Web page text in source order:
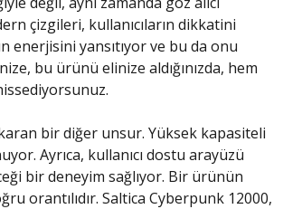
çizgileri, kullanıcıların dikkatini
enerjisini yansıtıyor ve bu da onu
bu ürünü elinize aldığınızda, hem
bir diğer unsur. Yüksek kapasiteli
Ayrıca, kullanıcı dostu arayüzü
bir deneyim sağlıyor. Bir ürünün
orantılıdır. Saltica Cyberpunk 12000,